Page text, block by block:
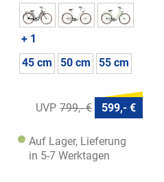
+ 1
45 cm
50 cm 55 cm
799,- € 599,- €
Auf Lager, Lieferung
in 5-7 Werktagen